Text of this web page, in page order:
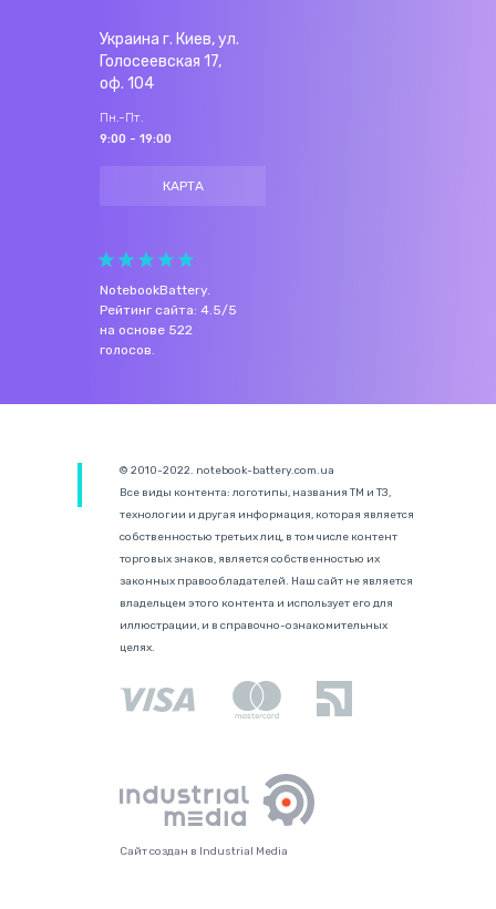
Украина г. Киев, ул.
Голосеевская 17,
оф. 104
Пн.-Пт.
9:00 - 19:00
КАРТА
NotebookBattery.
Рейтинг сайта: 4.5/5
на основе 522
голосов.
© 2010-2022. notebook-battery.com.ua
Все виды контента: логотипы, названия ТМ и ТЗ,
технологии и другая информация, которая является
собственностью третьих лиц, в том числе контент
торговых знаков, является собственностью их
законных правообладателей. Наш сайт не является
владельцем этого контента и использует его для
иллюстрации, и в справочно-ознакомительных
целях.
Сайт создан в Industrial Media